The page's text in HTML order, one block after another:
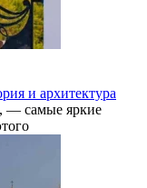
и архитектура
— самые яркие